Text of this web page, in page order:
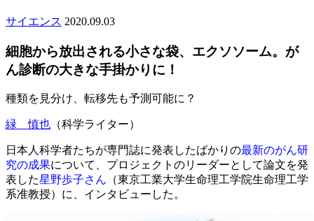
サイエンス 2020.09.03
細胞から放出される小さな袋、エクソソーム。が
ん診断の大きな手掛かりに！
種類を見分け、転移先も予測可能に？
緑 慎也 （科学ライター）
日本人科学者たちが専門誌に発表したばかりの最新のがん研
究の成果について、プロジェクトのリーダーとして論文を発
表した星野歩子さん （東京工業大学生命理工学院生命理工学
系准教授）に、インタビューした。